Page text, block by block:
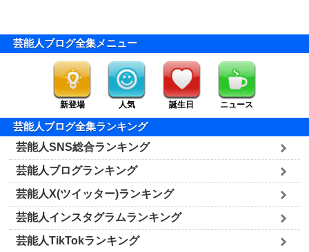
芸能人ブログ全集メニュー
新登場 人気 誕生日 ニュース
芸能人ブログ全集ランキング
芸能人SNS総合ランキング
芸能人ブログランキング
芸能人X(ツイッター)ランキング
芸能人インスタグラムランキング
芸能人TikTokランキング